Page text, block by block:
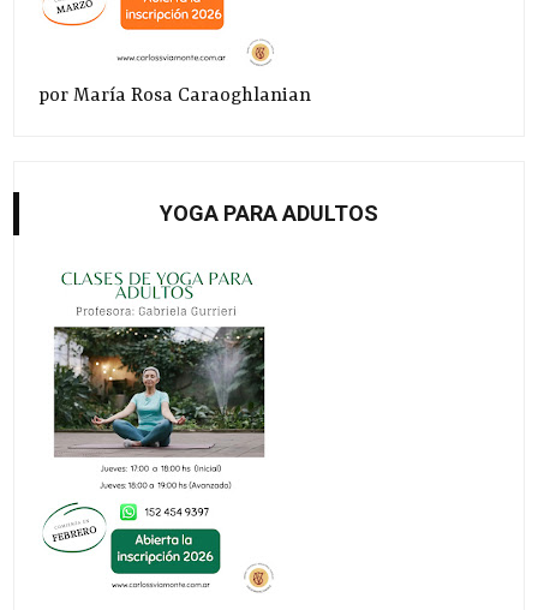
por María Rosa Caraoghlanian
YOGA PARA ADULTOS